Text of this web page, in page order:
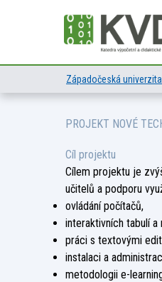
Západočeská univerzita
PROJEKT NOVÉ
Cíl projektu
Cílem projektu je
učitelů a podporu
ovládání počítačů,
interaktivních tabulí
práci s textovými
instalaci a
metodologii e-